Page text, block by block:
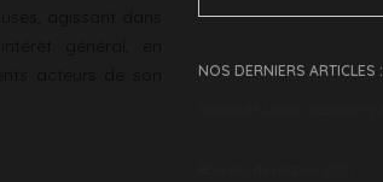
NOS DERNIERS ARTICLES :